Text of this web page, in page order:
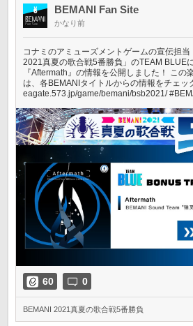
BEMANI Fan Site
かなり前
コナミのアミューズメントゲームの宣伝担当
2021真夏の歌合戦5番勝負」のTEAM BLUE
『Aftermath』の情報を公開しました！ この
は、各BEMANIタイトルからの情報をチェッ
eagate.573.jp/game/bemani/bsb2021/
60 0
BEMANI 2021真夏の歌合戦5番勝負